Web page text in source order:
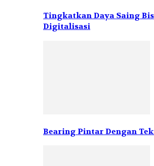
Tingkatkan Daya Saing
Digitalisasi
Bearing Pintar Dengan